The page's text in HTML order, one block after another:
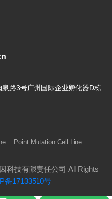
泉路3号广州国际企业孵化器D栋
Point Mutation Cell Line
科技有限责任公司 All Rights
备17133510号